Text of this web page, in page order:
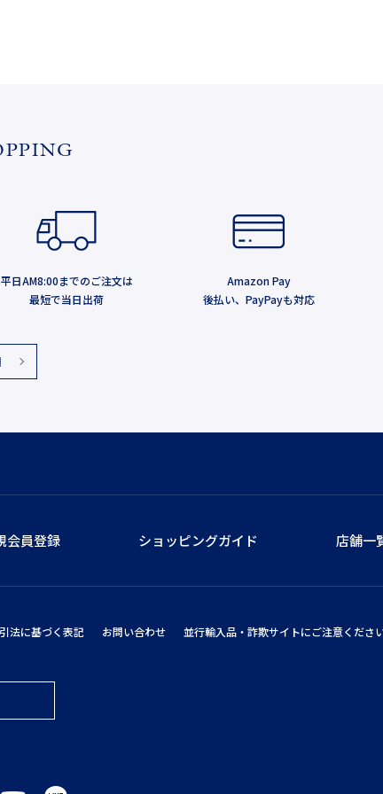
平日AM8:00までのご注文は
最短で当日出荷
Amazon Pay
後払い、PayPayも対応
会員登録 ショッピングガイド 店舗一
法に基づく表記 お問い合わせ 並行輸入品・詐欺サイトにご注意くださ